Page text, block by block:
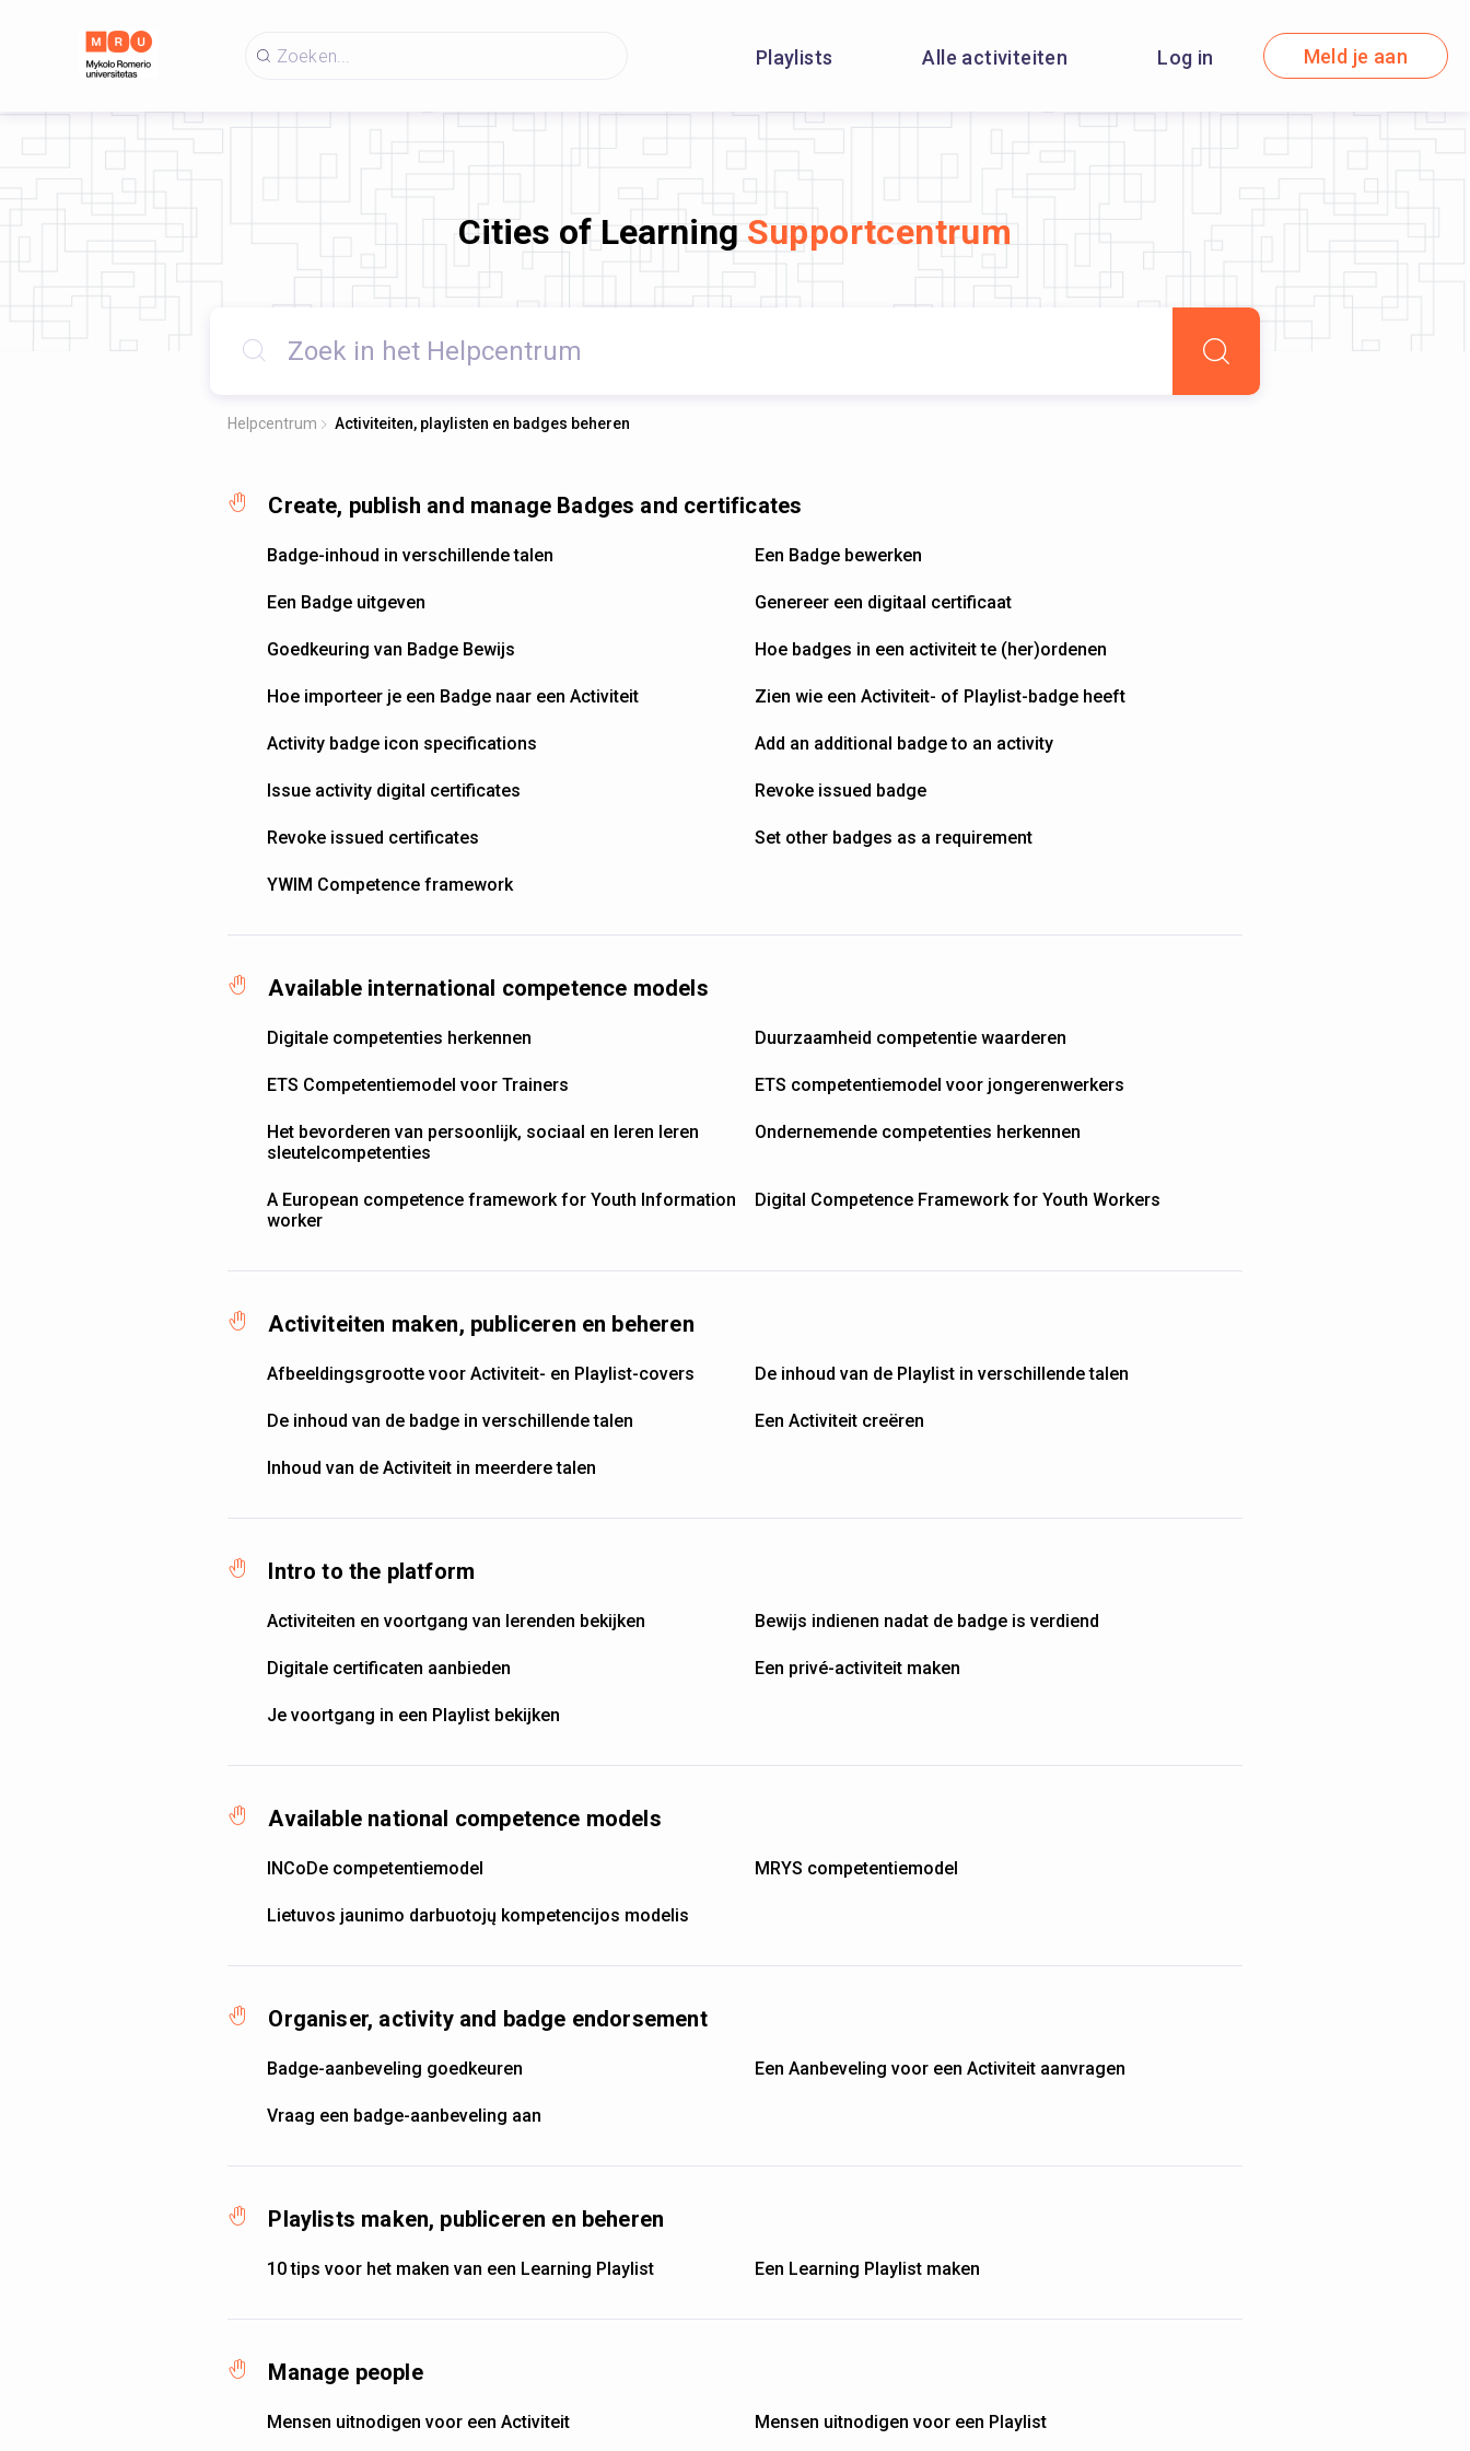
Playlists Alle activiteiten Log in Meld je aan
Cities of Learning Supportcentrum
Helpcentrum Activiteiten, playlisten en badges beheren
Create, publish and manage Badges and certificates
Badge-inhoud in verschillende talen Een Badge bewerken
Een Badge uitgeven Genereer een digitaal certificaat
Goedkeuring van Badge Bewijs Hoe badges in een activiteit te (her)ordenen
Hoe importeer je een Badge naar een Activiteit Zien wie een Activiteit- of Playlist-badge heeft
Activity badge icon specifications Add an additional badge to an activity
Issue activity digital certificates Revoke issued badge
Revoke issued certificates Set other badges as a requirement
YWIM Competence framework
Available international competence models
Digitale competenties herkennen Duurzaamheid competentie waarderen
ETS Competentiemodel voor Trainers ETS competentiemodel voor jongerenwerkers
Het bevorderen van persoonlijk, sociaal en leren leren
sleutelcompetenties
Ondernemende competenties herkennen
A European competence framework for Youth Information
worker
Digital Competence Framework for Youth Workers
Activiteiten maken, publiceren en beheren
Afbeeldingsgrootte voor Activiteit- en Playlist-covers De inhoud van de Playlist in verschillende talen
De inhoud van de badge in verschillende talen Een Activiteit creëren
Inhoud van de Activiteit in meerdere talen
Intro to the platform
Activiteiten en voortgang van lerenden bekijken Bewijs indienen nadat de badge is verdiend
Digitale certificaten aanbieden Een privé-activiteit maken
Je voortgang in een Playlist bekijken
Available national competence models
INCoDe competentiemodel MRYS competentiemodel
Lietuvos jaunimo darbuotojų kompetencijos modelis
Organiser, activity and badge endorsement
Badge-aanbeveling goedkeuren Een Aanbeveling voor een Activiteit aanvragen
Vraag een badge-aanbeveling aan
Playlists maken, publiceren en beheren
10 tips voor het maken van een Learning Playlist Een Learning Playlist maken
Manage people
Mensen uitnodigen voor een Activiteit Mensen uitnodigen voor een Playlist